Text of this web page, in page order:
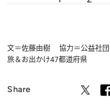
文＝佐藤由樹 協力＝公益社団
旅＆お出かけ47都道府県
Share